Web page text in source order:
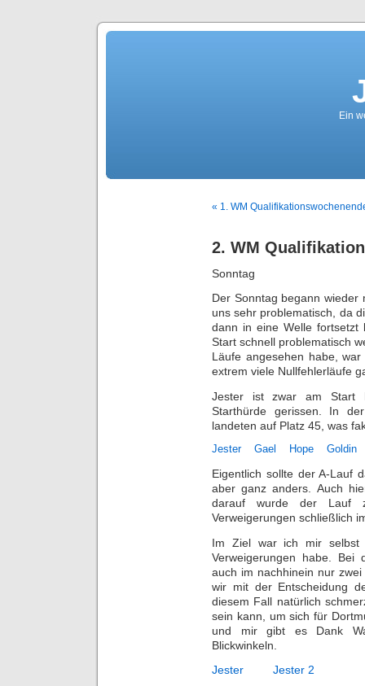
Ein
« 1. WM
2. WM
Sonntag
Der Sonntag begann
uns sehr problematisch, da
dann in eine Welle
Start schnell problematisch
Läufe angesehen habe,
extrem viele Nullfehlerläufe
Jester ist zwar am Start
Starthürde gerissen. In
landeten auf Platz 45, was
Jester Gael Hope Goldin
Eigentlich sollte der A-Lauf
aber ganz anders. Auch
darauf wurde der Lauf
Verweigerungen schließlich
Im Ziel war ich mir selbst
Verweigerungen habe. Bei
auch im nachhinein nur
wir mit der Entscheidung
diesem Fall natürlich
sein kann, um sich für
und mir gibt es Dank
Blickwinkeln.
Jester
Jester 2